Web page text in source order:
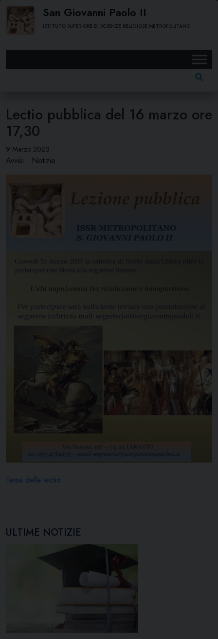
Skip
content
San Giovanni Paolo II
ISTITUTO SUPERIORE DI SCIENZE RELIGIOSE METROPOLITANO
ULTIME NOTIZIE
Lectio pubblica del 16 marzo ore
17,30
9 Marzo 2023
Avvisi Notizie
Tema della lectio